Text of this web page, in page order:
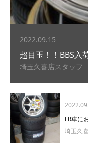
2022.09.15
超目玉！！BBS入
埼玉久喜店スタッフ
FR車に
埼玉久